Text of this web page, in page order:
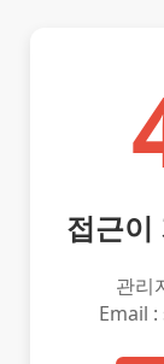
접근이
관리
Email